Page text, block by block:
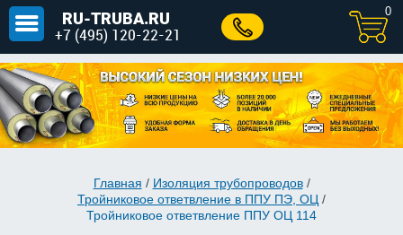
RU-TRUBA.RU
+7 (495) 120-22-21
0
Главная / Изоляция трубопроводов/
Тройниковое ответвление в ППУ ПЭ, ОЦ /
Тройниковое ответвление ППУ ОЦ 114